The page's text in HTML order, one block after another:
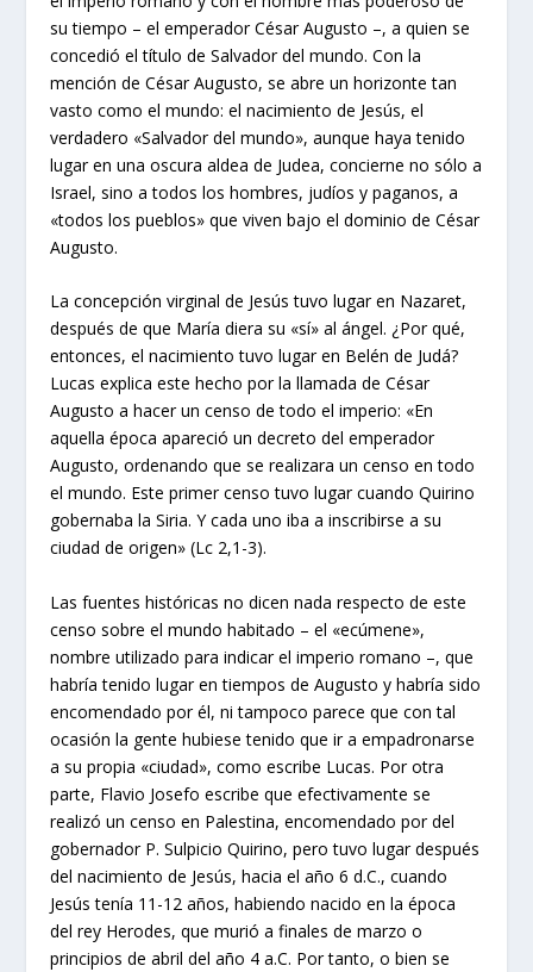
su tiempo – el emperador César Augusto –, a quien se
concedió el título de Salvador del mundo. Con la
mención de César Augusto, se abre un horizonte tan
vasto como el mundo: el nacimiento de Jesús, el
verdadero «Salvador del mundo», aunque haya tenido
lugar en una oscura aldea de Judea, concierne no sólo a
Israel, sino a todos los hombres, judíos y paganos, a
«todos los pueblos» que viven bajo el dominio de César
Augusto.
La concepción virginal de Jesús tuvo lugar en Nazaret,
después de que María diera su «sí» al ángel. ¿Por qué,
entonces, el nacimiento tuvo lugar en Belén de Judá?
Lucas explica este hecho por la llamada de César
Augusto a hacer un censo de todo el imperio: «En
aquella época apareció un decreto del emperador
Augusto, ordenando que se realizara un censo en todo
el mundo. Este primer censo tuvo lugar cuando Quirino
gobernaba la Siria. Y cada uno iba a inscribirse a su
ciudad de origen» (Lc 2,1-3).
Las fuentes históricas no dicen nada respecto de este
censo sobre el mundo habitado – el «ecúmene»,
nombre utilizado para indicar el imperio romano –, que
habría tenido lugar en tiempos de Augusto y habría sido
encomendado por él, ni tampoco parece que con tal
ocasión la gente hubiese tenido que ir a empadronarse
a su propia «ciudad», como escribe Lucas. Por otra
parte, Flavio Josefo escribe que efectivamente se
realizó un censo en Palestina, encomendado por del
gobernador P. Sulpicio Quirino, pero tuvo lugar después
del nacimiento de Jesús, hacia el año 6 d.C., cuando
Jesús tenía 11-12 años, habiendo nacido en la época
del rey Herodes, que murió a finales de marzo o
principios de abril del año 4 a.C. Por tanto, o bien se